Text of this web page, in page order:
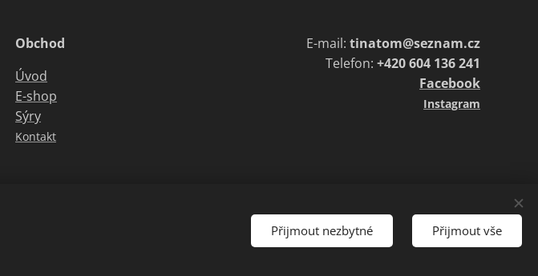
Obchod
Úvod
E-shop
Sýry
Kontakt
E-mail: tinatom@seznam.cz
Telefon: +420 604 136 241
Facebook
Instagram
Přijmout nezbytné Přijmout vše